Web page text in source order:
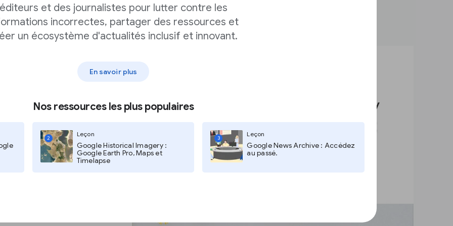
éditeurs et des journalistes pour lutter contre les
incorrectes, partager des ressources et
un écosystème d'actualités inclusif et innovant.
En savoir plus
Nos ressources les plus populaires
2
Leçon
Google Historical Imagery :
Google Earth Pro, Maps et
Timelapse
3
Leçon
Google News Archive : Accédez
au passé.
sécurité
pour protéger les
les plus à risque
fournit :